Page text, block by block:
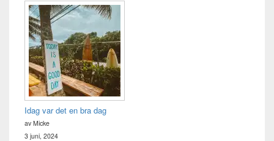
Idag var det en bra dag
av Micke
3 juni, 2024